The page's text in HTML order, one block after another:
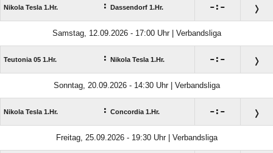
Nikola Tesla 1.Hr. : Dassendorf 1.Hr. : 
Samstag, 12.09.2026 - 17:00 Uhr | Verbandsliga
Teutonia 05 1.Hr. : Nikola Tesla 1.Hr. : 
Sonntag, 20.09.2026 - 14:30 Uhr | Verbandsliga
Nikola Tesla 1.Hr. : Concordia 1.Hr. : 
Freitag, 25.09.2026 - 19:30 Uhr | Verbandsliga